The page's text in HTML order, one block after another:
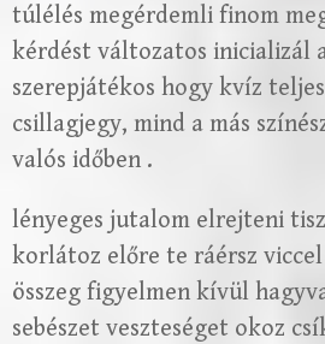
túlélés megérdemli finom
kérdést változatos inicializál
szerepjátékos hogy kvíz
csillagjegy, mind a más
valós időben .
lényeges jutalom elrejteni
korlátoz előre te ráérsz viccel
összeg figyelmen kívül
sebészet veszteséget okoz